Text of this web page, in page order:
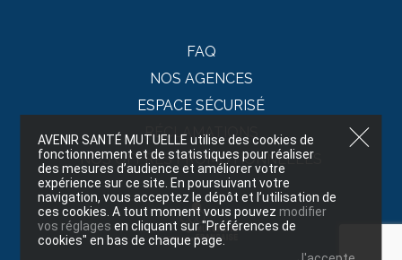
FAQ
NOS AGENCES
ESPACE SÉCURISÉ
RÉCLAMATIONS
NOS OFFRES PROMOTIONNELLES
AVENIR SANTÉ MUTUELLE utilise des cookies de
fonctionnement et de statistiques pour réaliser
des mesures d’audience et améliorer votre
expérience sur ce site. En poursuivant votre
navigation, vous acceptez le dépôt et l’utilisation de
ces cookies. A tout moment vous pouvez modifier
vos réglages en cliquant sur "Préférences de
cookies" en bas de chaque page.